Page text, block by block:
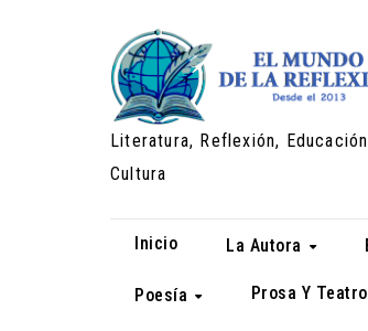
Literatura, Reflexión,
Cultura
Inicio La Autora
Poesía Prosa Y Teatro